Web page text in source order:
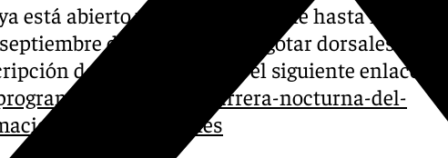
está abierto y estará disponible hasta las 13,00
de 2025 o hasta agotar dorsales. Sólo
de forma online en el siguiente enlace:
deportivos/carrera-nocturna-del-
de-inscripciones